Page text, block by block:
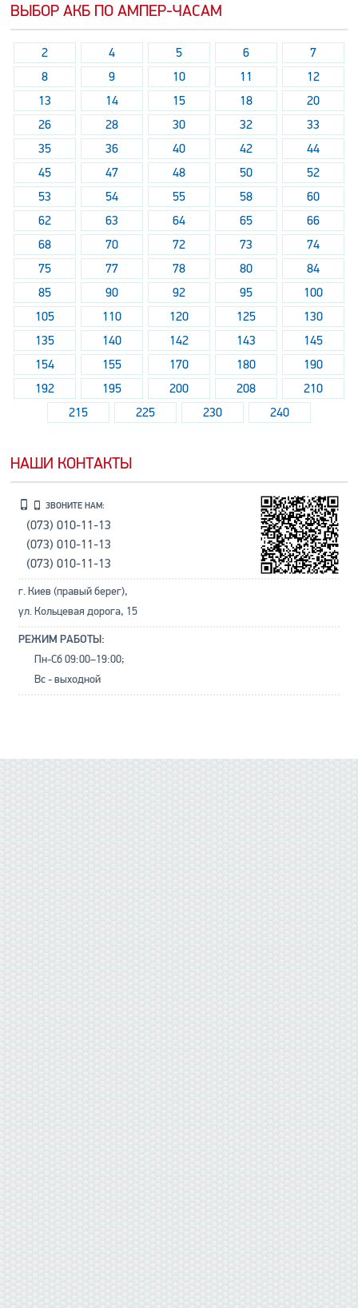
ВЫБОР АКБ ПО АМПЕР-ЧАСАМ
2 4 5 6
7
8
9 10 11
12
13
14 15 18
20
26
28 30 32
33
35
36 40 42
44
45
47 48 50
52
53
54 55 58
60
62
63 64 65
66
68
70 72 73
74
75
77 78 80
84
85
90 92 95
100
105
110 120 125
130
135
140 142 143
145
154
155 170 180
190
192
195 200 208
210
215
225 230 240
НАШИ КОНТАКТЫ
ЗВОНИТЕ НАМ:
(073) 010-11-13
(073) 010-11-13
(073) 010-11-13
г. Киев (правый берег),
ул. Кольцевая дорога, 15
РЕЖИМ РАБОТЫ:
Пн-Сб 09:00–19:00;
Вс - выходной